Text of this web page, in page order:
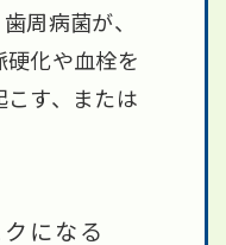
周病菌が、
化や血栓を
す、または
になる